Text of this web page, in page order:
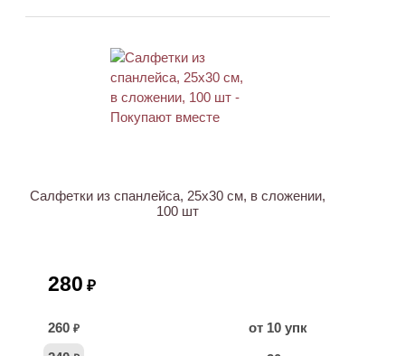
Салфетки из спанлейса, 25х30 см, в сложении,
100 шт
280 ₽
260 ₽
от 10 упк